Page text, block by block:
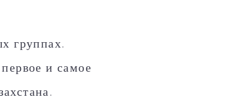
группах.
и самое